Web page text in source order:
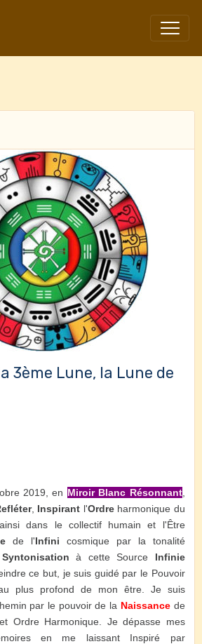
3ème Lune, la Lune de
2019, en Miroir Blanc Résonnant,
, Inspirant l'Ordreharmonique du
dans le collectif humain et l'Être
de l'Infini cosmique par la tonalité
Syntonisation à cette Source Infinie
ce but, je suis guidé par le Pouvoir
plus profond de mon être. Je suis
par le pouvoir de la Naissancede
Ordre Harmonique. Je dépasse mes
en me laissant Inspiré par